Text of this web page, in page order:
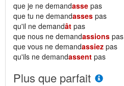
que je ne demandasse pas
que tu ne demandasses pas
qu'il ne demandât pas
que nous ne demandassions pas
que vous ne demandassiez pas
qu'ils ne demandassent pas
Plus que parfait